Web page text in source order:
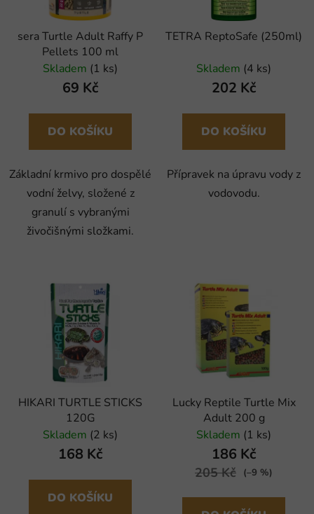
sera Turtle Adult Raffy P
Pellets 100 ml
Skladem (1 ks)
69 Kč
DO KOŠÍKU
Základní krmivo pro dospělé
vodní želvy, složené z
granulí s vybranými
živočišnými složkami.
TETRA ReptoSafe (250ml)
Skladem (4 ks)
202 Kč
DO KOŠÍKU
Přípravek na úpravu vody z
vodovodu.
HIKARI TURTLE STICKS
120G
Skladem (2 ks)
168 Kč
DO KOŠÍKU
Lucky Reptile Turtle Mix
Adult 200 g
Skladem (1 ks)
186 Kč
205 Kč (–9 %)